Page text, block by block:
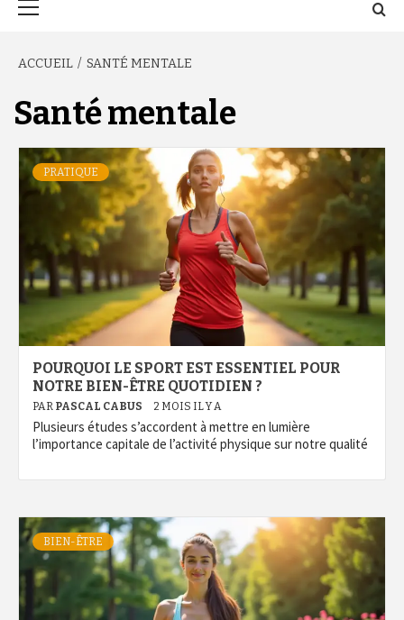
ACCUEIL SANTÉ MENTALE
Santé mentale
PRATIQUE
POURQUOI LE SPORT EST ESSENTIEL POUR
NOTRE BIEN-ÊTRE QUOTIDIEN ?
PAR PASCAL CABUS 2 MOIS IL Y A
Plusieurs études s’accordent à mettre en lumière
l’importance capitale de l’activité physique sur notre qualité
BIEN-ÊTRE